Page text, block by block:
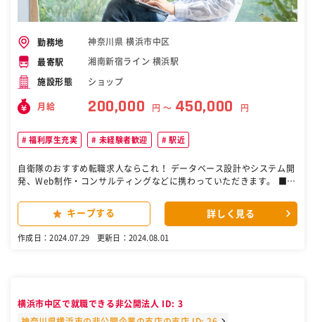
勤務地 神奈川県 横浜市中区
最寄駅 湘南新宿ライン 横浜駅
施設形態 ショップ
月給 200,000 円 〜 450,000 円
福利厚生充実 未経験者歓迎 駅近
自衛隊のおすすめ転職求人ならこれ！ データベース設計やシステム開
発、Web制作・コンサルティングなどに携わっていただきます。 ■Ja
ご相談ください！ ▷▶これまでの開発実績は？ ■銀行業務オンライン
システム ■座席予約オンラインシステム ■官公庁オンラインシステム
■給与計算システム など、業界・分野問わず様々なお客様と、取引を
キープする 詳しく見る
作成日：2024.07.29 更新日：2024.08.01
横浜市中区で就職できる非公開法人 ID: 3